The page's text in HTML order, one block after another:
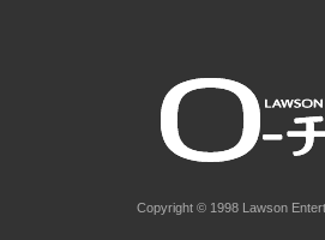
Copyright © 1998 Lawson